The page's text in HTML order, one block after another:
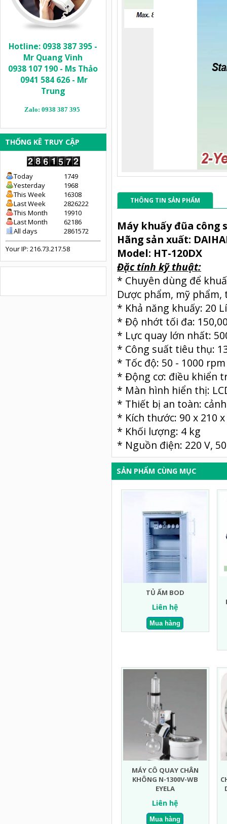
Hotline: 0938 387 395 -
Mr Quang Vinh
0938 107 190 - Ms Thảo
0941 584 626 - Mr
Trung
Zalo: 0938 387 395
THỐNG KÊ TRUY CẬP
Today
1749
Yesterday
1968
This Week
16308
Last Week
2826222
This Month
19910
Last Month
62186
All days
2861572
Your IP: 216.73.217.58
THÔNG TIN SẢN PHẨM
Máy khuấy đũa công
Hãng sản xuất:
Model: HT-120DX
Đặc tính kỹ thuật:
* Chuyên dùng để
Dược phẩm, mỹ
* Khả năng khuấy: 20
* Độ nhớt tối đa:
* Lực quay lớn nhất:
* Công suất tiêu thụ:
* Tốc độ: 50 - 1000 rpm
* Động cơ: điều khiển
* Màn hình hiển thị:
* Thiết bị an toàn:
* Kích thước: 90 x 210
* Khối lượng: 4 kg
* Nguồn điện: 220 V,
SẢN PHẨM CÙNG MỤC
TỦ ẤM BOD
Liên hệ
MÁY CÔ QUAY CHÂN
KHÔNG N-1300V-WB
EYELA
Liên hệ